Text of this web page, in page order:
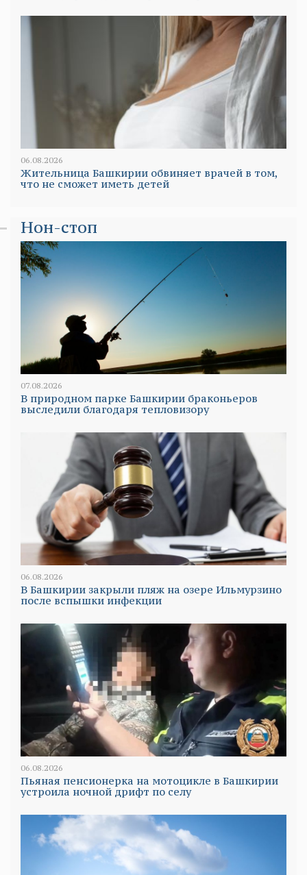
06.08.2026
Жительница Башкирии обвиняет врачей в том,
что не сможет иметь детей
Нон-стоп
07.08.2026
В природном парке Башкирии браконьеров
выследили благодаря тепловизору
06.08.2026
В Башкирии закрыли пляж на озере Ильмурзино
после вспышки инфекции
06.08.2026
Пьяная пенсионерка на мотоцикле в Башкирии
устроила ночной дрифт по селу